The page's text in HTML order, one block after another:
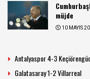
müjde
10 MAYIS
Antalyaspor 4-3
Galatasaray 1-2 Villarreal